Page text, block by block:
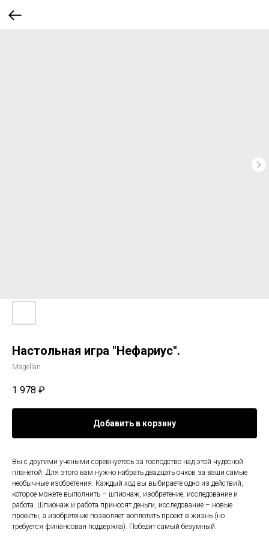
Настольная игра "Нефариус".
Magellan
1 978 ₽
Добавить в корзину
Вы с другими учеными соревнуетесь за господство над этой чудесной
планетой. Для этого вам нужно набрать двадцать очков за ваши самые
необычные изобретения. Каждый ход вы выбираете одно из действий,
которое можете выполнить – шпионаж, изобретение, исследование и
работа. Шпионаж и работа приносят деньги, исследование – новые
проекты, а изобретение позволяет воплотить проект в жизнь (но
требуется финансовая поддержка). Победит самый безумный.